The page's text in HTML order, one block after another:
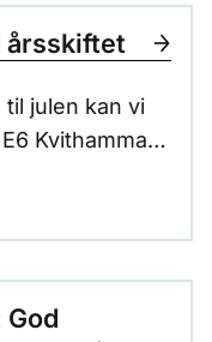
årsskiftet
til julen kan vi
Kvithammar–
God